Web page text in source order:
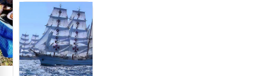
feira nova
loja em
São
Sebastião
e cria 30